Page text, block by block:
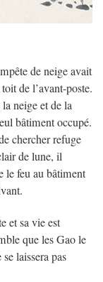
de neige avait
de l’avant-poste.
neige et de la
bâtiment occupé.
chercher refuge
de lune, il
le feu au bâtiment
et sa vie est
que les Gao le
laissera pas